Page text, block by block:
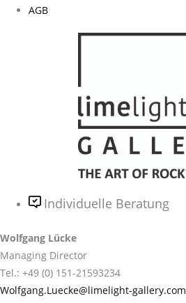
AGB
Individuelle Beratung
Wolfgang Lücke
Managing Director
Tel.: +49 (0) 151-21593234
Wolfgang.Luecke@limelight-gallery.com